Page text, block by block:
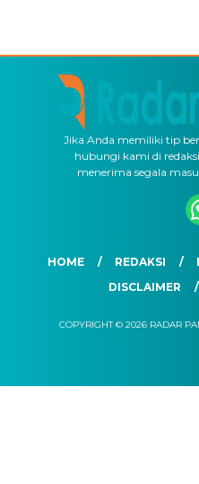
Jika Anda memiliki tip
hubungi kami di
menerima segala
HOME REDAKSI
DISCLAIMER
COPYRIGHT © 2026 RADAR